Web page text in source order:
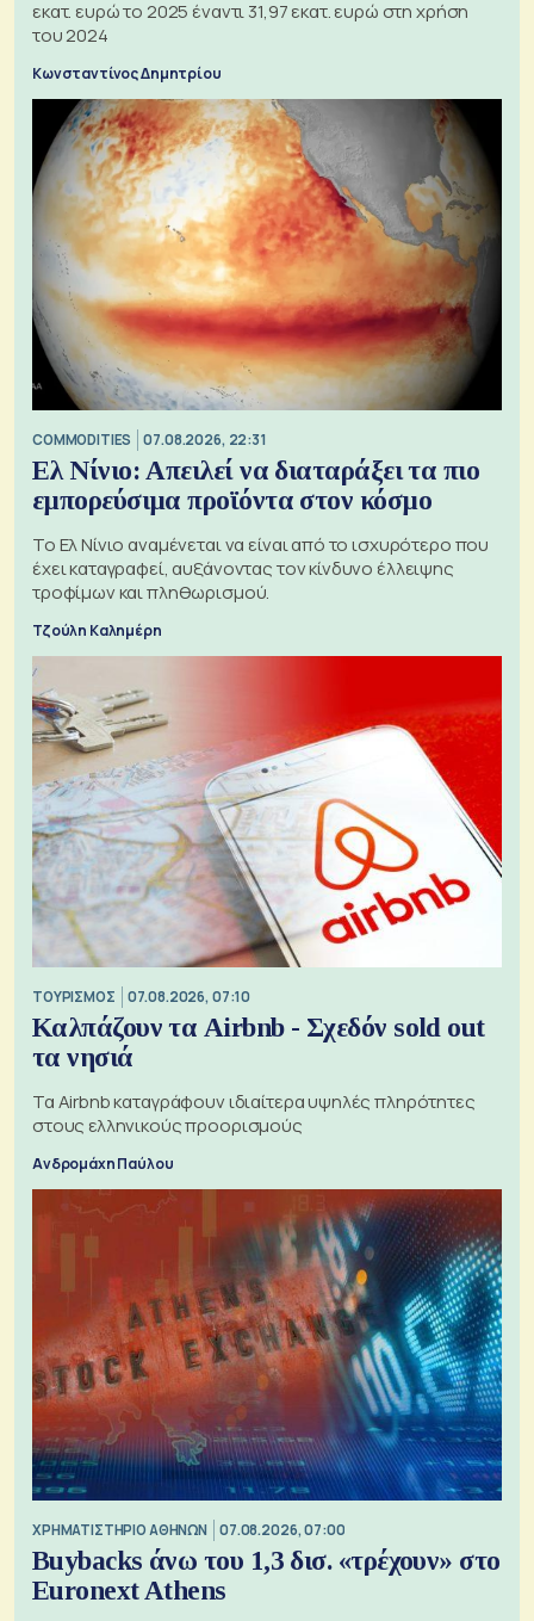
εκατ. ευρώ το 2025 έναντι 31,97 εκατ. ευρώ στη χρήση
του 2024
Κωνσταντίνος Δημητρίου
COMMODITIES 07.08.2026, 22:31
Ελ Νίνιο: Απειλεί να διαταράξει τα πιο
εμπορεύσιμα προϊόντα στον κόσμο
Το Ελ Νίνιο αναμένεται να είναι από το ισχυρότερο που
έχει καταγραφεί, αυξάνοντας τον κίνδυνο έλλειψης
τροφίμων και πληθωρισμού.
Τζούλη Καλημέρη
ΤΟΥΡΙΣΜΟΣ 07.08.2026, 07:10
Καλπάζουν τα Airbnb - Σχεδόν sold out
τα νησιά
Τα Airbnb καταγράφουν ιδιαίτερα υψηλές πληρότητες
στους ελληνικούς προορισμούς
Ανδρομάχη Παύλου
XΡΗΜΑΤΙΣΤΗΡΙΟ ΑΘΗΝΩΝ 07.08.2026, 07:00
Buybacks άνω του 1,3 δισ. «τρέχουν» στο
Euronext Athens